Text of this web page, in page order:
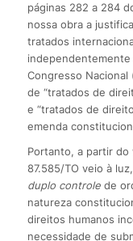
páginas 282 a 284
nossa obra a
tratados
independentemente
Congresso
de “tratados de
e “tratados de
emenda
Portanto, a partir
87.585/TO veio à
duplo controle de
natureza
direitos humanos
necessidade de